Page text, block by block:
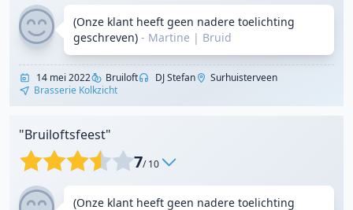
(Onze klant heeft geen nadere toelichting
geschreven) - Martine | Bruid
14 mei 2022 Bruiloft DJ Stefan
Surhuisterveen
Brasserie Kolkzicht
"Bruiloftsfeest"
7/ 10
(Onze klant heeft geen nadere toelichting